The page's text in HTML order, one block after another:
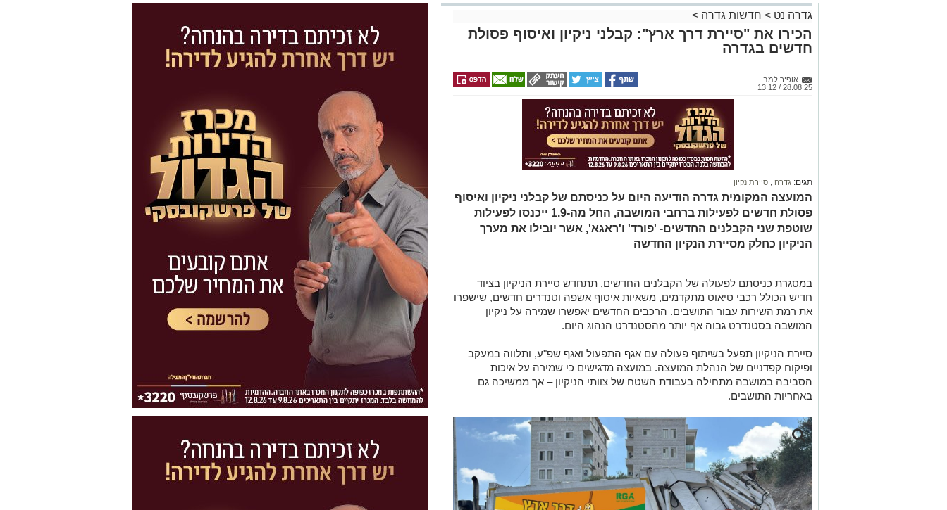
גדרה נט > חדשות גדרה >
הכירו את "סיירת דרך ארץ": קבלני ניקיון ואיסוף פסולת
חדשים בגדרה
אופיר למב
28.08.25 / 13:12
תגים: גדרה סיירת נקיון
המועצה המקומית גדרה הודיעה היום על כניסתם של קבלני ניקיון ואיסוף
פסולת חדשים לפעילות ברחבי המושבה, החל מה-1.9 ייכנסו לפעילות
שוטפת שני הקבלנים החדשים- 'פורד' ו'ראגא', אשר יובילו את מערך
הניקיון כחלק מסיירת הנקיון החדשה
במסגרת כניסתם לפעולה של הקבלנים החדשים, תתחדש סיירת הניקיון בציוד
חדיש הכולל רכבי טיאוט מתקדמים, משאיות איסוף אשפה וטנדרים חדשים, שישפרו
את רמת השירות עבור התושבים. הרכבים החדשים יאפשרו שמירה על ניקיון
המושבה בסטנדרט גבוה אף יותר מהסטנדרט הנהוג היום.
סיירת הניקיון תפעל בשיתוף פעולה עם אגף התפעול ואגף שפ"ע, ותלווה במעקב
ופיקוח קפדניים של הנהלת המועצה. במועצה מדגישים כי שמירה על איכות
הסביבה במושבה מתחילה בעבודת השטח של צוותי הניקיון – אך ממשיכה גם
באחריות התושבים.